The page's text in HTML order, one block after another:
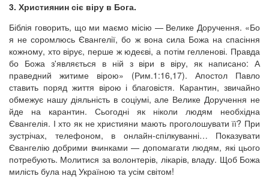
3. Християнин сіє віру в Бога.
Біблія говорить, що ми маємо місію — Велике Доручення. «Бо
я не соромлюсь Євангелії, бо ж вона сила Божа на спасіння
кожному, хто вірує, перше ж юдеєві, а потім гелленові. Правда
бо Божа з'являється в ній з віри в віру, як написано: А
праведний житиме вірою» (Рим.1:16,17). Апостол Павло
ставить поряд життя вірою і благовістя. Карантин, звичайно
обмежує нашу діяльність в соціумі, але Велике Доручення не
йде на карантин. Сьогодні як ніколи людям необхідна
Євангелія. І хто як не християни мають проголошувати її? При
зустрічах, телефоном, в онлайн-спілкуванні… Показувати
Євангелію добрими вчинками — допомагати людям, які цього
потребують. Молитися за волонтерів, лікарів, владу. Щоб Божа
милість була над Україною та усім світом!